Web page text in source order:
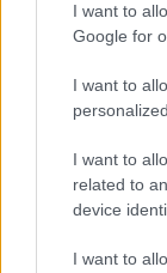
I want to
Google for
I want to
I want to
related to
device
I want to